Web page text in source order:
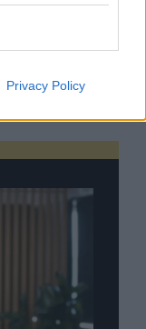
Privacy Policy